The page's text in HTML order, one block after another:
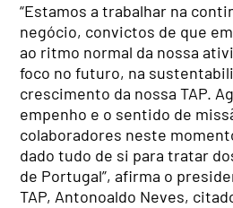
“Estamos a trabalhar na
negócio, convictos de que
ao ritmo normal da nossa
foco no futuro, na
crescimento da nossa TAP.
empenho e o sentido de
colaboradores neste
dado tudo de si para tratar
de Portugal”, afirma o
TAP, Antonoaldo Neves,